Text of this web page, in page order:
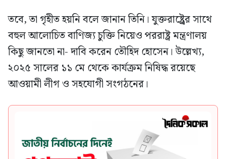
তবে, তা গৃহীত হয়নি বলে জানান তিনি। যুক্তরাষ্ট্র্রের সাথে
বহুল আলোচিত বাণিজ্য চুক্তি নিয়েও পররাষ্ট্র মন্ত্রণালয়
কিছু জানতো না- দাবি করেন তৌহিদ হোসেন। উল্লেখ্য,
২০২৫ সালের ১১ মে থেকে কার্যক্রম নিষিদ্ধ রয়েছে
আওয়ামী লীগ ও সহযোগী সংগঠনের।